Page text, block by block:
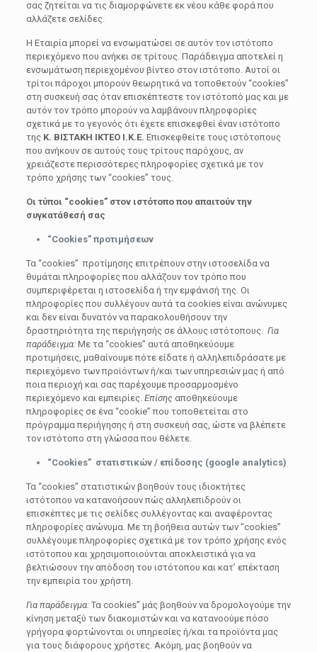
σας ζητείται να τις διαμορφώνετε εκ νέου κάθε φορά που
αλλάζετε σελίδες.
Η Εταιρία μπορεί να ενσωματώσει σε αυτόν τον ιστότοπο
περιεχόμενο που ανήκει σε τρίτους. Παράδειγμα αποτελεί η
ενσωμάτωση περιεχομένου βίντεο στον ιστότοπο. Αυτοί οι
τρίτοι πάροχοι μπορούν θεωρητικά να τοποθετούν “cookies”
στη συσκευή σας όταν επισκέπτεστε τον ιστότοπό μας και με
αυτόν τον τρόπο μπορούν να λαμβάνουν πληροφορίες
σχετικά με το γεγονός ότι έχετε επισκεφθεί έναν ιστότοπο
της Κ. ΒΙΣΤΑΚΗ ΙΚΤΕΟ Ι.Κ.Ε. Επισκεφθείτε τους ιστότοπους
που ανήκουν σε αυτούς τους τρίτους παρόχους, αν
χρειάζεστε περισσότερες πληροφορίες σχετικά με τον
τρόπο χρήσης των “cookies” τους.
Οι τύποι “cookies” στον ιστότοπο που απαιτούν την
συγκατάθεσή σας
“Cookies” προτιμήσεων
Τα “cookies” προτίμησης επιτρέπουν στην ιστοσελίδα να
θυμάται πληροφορίες που αλλάζουν τον τρόπο που
συμπεριφέρεται η ιστοσελίδα ή την εμφάνισή της. Οι
πληροφορίες που συλλέγουν αυτά τα cookies είναι ανώνυμες
και δεν είναι δυνατόν να παρακολουθήσουν την
δραστηριότητα της περιήγησής σε άλλους ιστότοπους.
Για
παράδειγμα:Με τα “cookies” αυτά αποθηκεύουμε
προτιμήσεις, μαθαίνουμε πότε είδατε ή αλληλεπιδράσατε με
περιεχόμενο των προϊόντων ή/και των υπηρεσιών μας ή από
ποια περιοχή και σας παρέχουμε προσαρμοσμένο
περιεχόμενο και εμπειρίες. Επίσης αποθηκεύουμε
πληροφορίες σε ένα “cookie” που τοποθετείται στο
πρόγραμμα περιήγησης ή στη συσκευή σας, ώστε να βλέπετε
τον ιστότοπο στη γλώσσα που θέλετε.
“Cookies” στατιστικών / επίδοσης (google analytics)
Τα “cookies” στατιστικών βοηθούν τους ιδιοκτήτες
ιστότοπου να κατανοήσουν πώς αλληλεπιδρούν οι
επισκέπτες με τις σελίδες συλλέγοντας και αναφέροντας
πληροφορίες ανώνυμα. Με τη βοήθεια αυτών των “cookies”
συλλέγουμε πληροφορίες σχετικά με τον τρόπο χρήσης ενός
ιστότοπου και χρησιμοποιούνται αποκλειστικά για να
βελτιώσουν την απόδοση του ιστότοπου και κατ’ επέκταση
την εμπειρία του χρήστη.
Για παράδειγμα:Τα cookies” μάς βοηθούν να δρομολογούμε την
κίνηση μεταξύ των διακομιστών και να κατανοούμε πόσο
γρήγορα φορτώνονται οι υπηρεσίες ή/και τα προϊόντα μας
για τους διάφορους χρήστες. Ακόμη, μας βοηθούν να